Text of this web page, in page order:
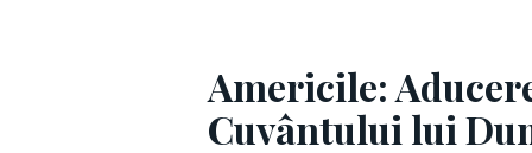
Americile:
Cuvântului lui